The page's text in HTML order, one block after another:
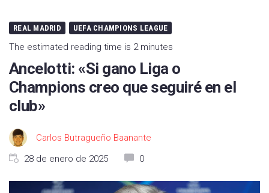
REAL MADRID UEFA CHAMPIONS LEAGUE
The estimated reading time is 2 minutes
Ancelotti: «Si gano Liga o
Champions creo que seguiré en el
club»
Carlos Butragueño Baanante
28 de enero de 2025
0